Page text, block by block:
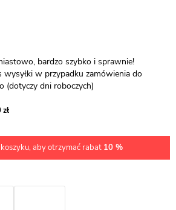
bardzo szybko i sprawnie!
wysyłki w przypadku zamówienia do
(dotyczy dni roboczych)
aby otrzymać rabat 10 %